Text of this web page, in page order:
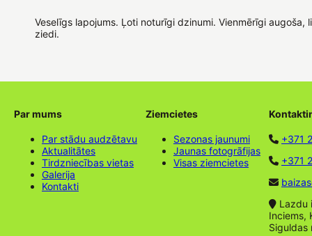
Veselīgs lapojums. Ļoti noturīgi dzinumi. Vienmērīgi augoša,
ziedi.
Par mums
Par stādu audzētavu
Aktualitātes
Tirdzniecības vietas
Galerija
Kontakti
Ziemcietes
Sezonas jaunumi
Jaunas fotogrāfijas
Visas ziemcietes
+371
+371
Lazdu
Inciems,
Siguldas